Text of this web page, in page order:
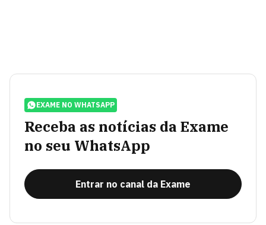
EXAME NO WHATSAPP
Receba as notícias da Exame
no seu WhatsApp
Entrar no canal da Exame